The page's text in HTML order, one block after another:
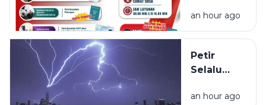
Pajak Dan
Paspor
Warga
Sosa
an hour ago
Petir
Selalu
Lebih Dulu
an hour ago